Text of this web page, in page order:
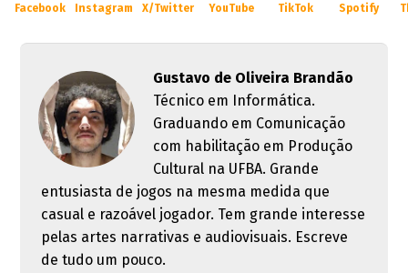
Facebook Instagram X/Twitter YouTube TikTok Spotify
Gustavo de Oliveira Brandão
Técnico em Informática.
Graduando em Comunicação
com habilitação em Produção
Cultural na UFBA. Grande
entusiasta de jogos na mesma medida que
casual e razoável jogador. Tem grande interesse
pelas artes narrativas e audiovisuais. Escreve
de tudo um pouco.